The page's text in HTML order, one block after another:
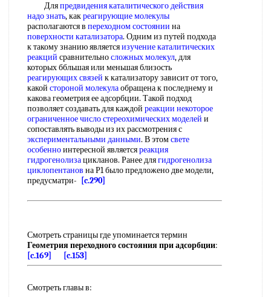
Дляпредвидения каталитического действия
надо знать, какреагирующие молекулы
располагаются в переходном состоянии на
поверхности катализатора. Одним из путей подхода
к такому знанию являетсяизучение каталитических
реакций сравнительносложных молекул, для
которых ббльшая или меньшая близость
реагирующих связей к катализатору зависит от того,
какой стороной молекулаобращена к последнему и
какова геометрия ее адсорбции. Такой подход
позволяет создавать для каждой реакции некоторое
ограниченное числостереохимических моделей и
сопоставлять выводы из их рассмотрения с
экспериментальными данными. В этомсвете
особенноинтересной являетсяреакция
гидрогенолизацикланов. Ранее длягидрогенолиза
циклопентанов на Р1 было предложено две модели,
предусматри-
[c.290]
Смотреть страницы где упоминается термин
Геометрия переходного состояния при адсорбции:
[c.169]
[c.153]
Смотреть главы в: